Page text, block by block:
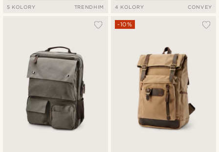
5 KOLORY TRENDHIM 4 KOLORY CONVEY
-10%